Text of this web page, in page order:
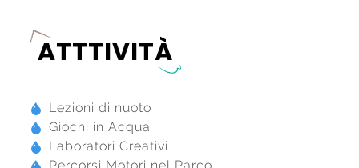
ATTTIVITÀ
Lezioni di nuoto
Giochi in Acqua
Laboratori Creativi